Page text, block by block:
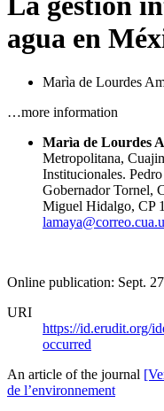
agua en
Marìa de Lourdes
…more information
Marìa de Lourdes
Metropolitana,
Institucionales.
Gobernador Tornel,
Miguel Hidalgo, CP
Online publication: Sept.
URI
https://id.erudit.org/
occurred
An article of the journal
de l’environnement